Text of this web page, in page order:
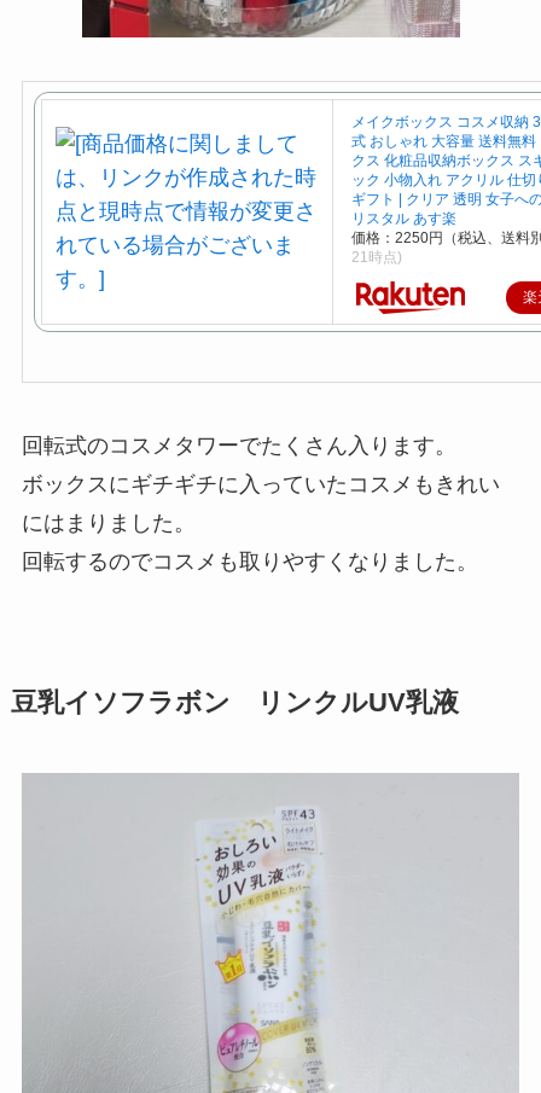
メイクボックス コスメ収納
式 おしゃれ 大容量 送料無料
クス 化粧品収納ボックス ス
ック 小物入れ アクリル 仕切
ギフト | クリア 透明 女子へ
リスタル あす楽
価格：2250円（税込、送料
21時点)
楽
回転式のコスメタワーでたくさん入ります。
ボックスにギチギチに入っていたコスメもきれい
にはまりました。
回転するのでコスメも取りやすくなりました。
豆乳イソフラボン リンクルUV乳液